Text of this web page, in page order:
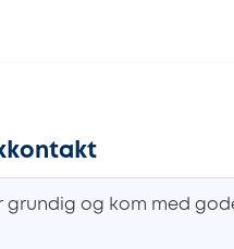
grundig og kom med